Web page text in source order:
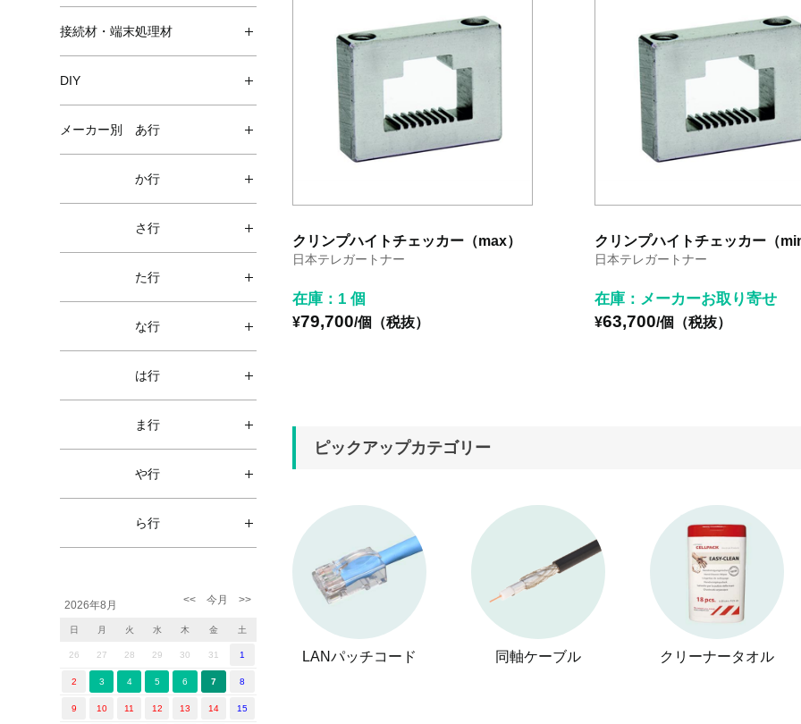
クリンプハイトチェッカー（max）
日本テレガートナー
在庫：1 個
¥79,700/個（税抜）
クリンプハイトチェッカー（min
日本テレガートナー
在庫：メーカーお取り寄せ
¥63,700/個（税抜）
ピックアップカテゴリー
LANパッチコード 同軸ケーブル クリーナータオル
接続材・端末処理材
DIY
メーカー別 あ行
か行
さ行
た行
な行
は行
ま行
や行
ら行
2026年8月
日 月 火 水 木 金 土
26 27 28 29 30 31 1
2 3 4 5 6 7 8
9 10 11 12 13 14 15